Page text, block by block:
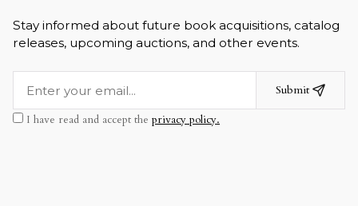
Stay informed about future book acquisitions, catalog
releases, upcoming auctions, and other events.
Submit
I have read and accept the privacy policy.